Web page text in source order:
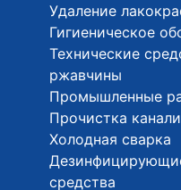
Удаление
Гигиеническое
Технические
ржавчины
Промышленные
Прочистка
Холодная сварка
средства